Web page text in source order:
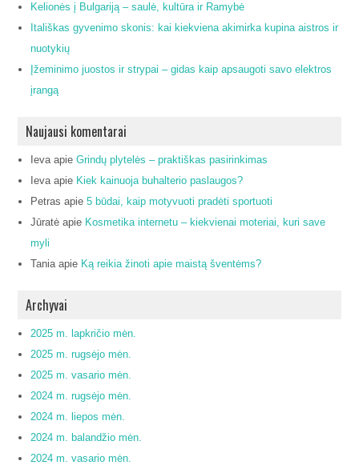
Kelionės į Bulgariją – saulė, kultūra ir Ramybė
Itališkas gyvenimo skonis: kai kiekviena akimirka kupina aistros ir
nuotykių
Įžeminimo juostos ir strypai – gidas kaip apsaugoti savo elektros
įrangą
Naujausi komentarai
IevaapieGrindų plytelės – praktiškas pasirinkimas
Ievaapie Kiek kainuoja buhalterio paslaugos?
Petras apie5 būdai, kaip motyvuoti pradėti sportuoti
Jūratė apie Kosmetika internetu – kiekvienai moteriai, kuri save
myli
Taniaapie Ką reikia žinoti apie maistą šventėms?
Archyvai
2025 m. lapkričio mėn.
2025 m. rugsėjo mėn.
2025 m. vasario mėn.
2024 m. rugsėjo mėn.
2024 m. liepos mėn.
2024 m. balandžio mėn.
2024 m. vasario mėn.